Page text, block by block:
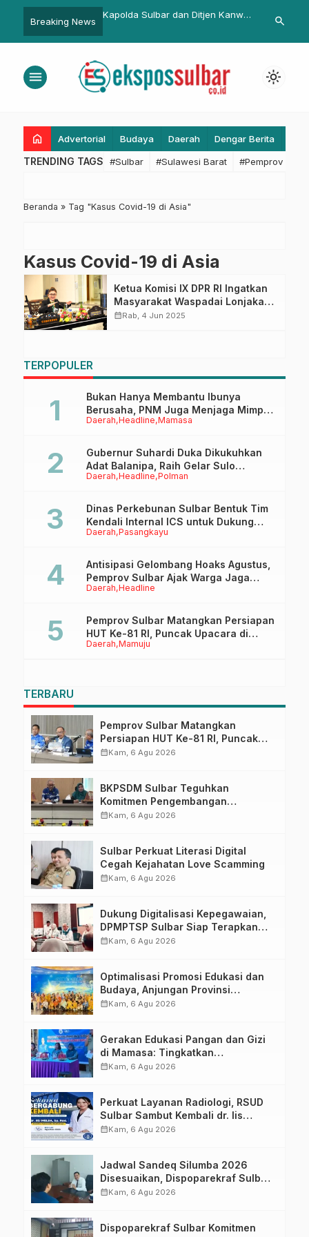
Breaking News
Irwasda
Kapolda Sulbar dan Ditjen Kanwil
Penguatan Keamanan
Wujudkan
Melayani,
Integritas
search
menu light_mode
home Advertorial Budaya Daerah Dengar Berita
TRENDING TAGS #Sulbar #Sulawesi Barat #Pemprov
Beranda » Tag "Kasus Covid-19 di Asia"
Kasus Covid-19 di Asia
Ketua Komisi IX DPR RI Ingatkan
Masyarakat Waspadai Lonjakan
Kasus Covid-19 di Asia
calendar_monthRab, 4 Jun 2025
TERPOPULER
Daerah Headline Mamasa
Bukan Hanya Membantu Ibunya
Berusaha, PNM Juga Menjaga Mimpi
Anaknya Untuk Menggapai Cita-Cita
Daerah Headline Polman
Gubernur Suhardi Duka Dikukuhkan
Adat Balanipa, Raih Gelar Sulo
Tappidena
Daerah Pasangkayu
Dinas Perkebunan Sulbar Bentuk Tim
Kendali Internal ICS untuk Dukung
Sertifikasi ISPO Pekebun di
Daerah Headline
Antisipasi Gelombang Hoaks Agustus,
Pemprov Sulbar Ajak Warga Jaga
Ruang Digital
Daerah Mamuju
Pemprov Sulbar Matangkan Persiapan
HUT Ke-81 RI, Puncak Upacara di
Lapangan Ahmad Kirang
TERBARU
Pemprov Sulbar Matangkan
Persiapan HUT Ke-81 RI, Puncak
Upacara di Lapangan Ahmad
calendar_monthKam, 6 Agu 2026
BKPSDM Sulbar Teguhkan
Komitmen Pengembangan
Kompetensi ASN melalui
calendar_monthKam, 6 Agu 2026
Sulbar Perkuat Literasi Digital
Cegah Kejahatan Love Scamming
calendar_monthKam, 6 Agu 2026
Dukung Digitalisasi Kepegawaian,
DPMPTSP Sulbar Siap Terapkan
Aplikasi FLEKSI ASN
calendar_monthKam, 6 Agu 2026
Optimalisasi Promosi Edukasi dan
Budaya, Anjungan Provinsi
Sulawesi Barat Perkuat Kolaborasi
calendar_monthKam, 6 Agu 2026
Gerakan Edukasi Pangan dan Gizi
di Mamasa: Tingkatkan
Pengetahuan dan Keterampilan
calendar_monthKam, 6 Agu 2026
Perkuat Layanan Radiologi, RSUD
Sulbar Sambut Kembali dr. Iis
Imelda, Sp.Rad
calendar_monthKam, 6 Agu 2026
Jadwal Sandeq Silumba 2026
Disesuaikan, Dispoparekraf Sulbar
Pastikan Persiapan Tetap
calendar_monthKam, 6 Agu 2026
Dispoparekraf Sulbar Komitmen